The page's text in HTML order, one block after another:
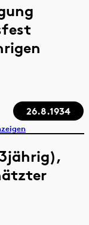
26.8.1934